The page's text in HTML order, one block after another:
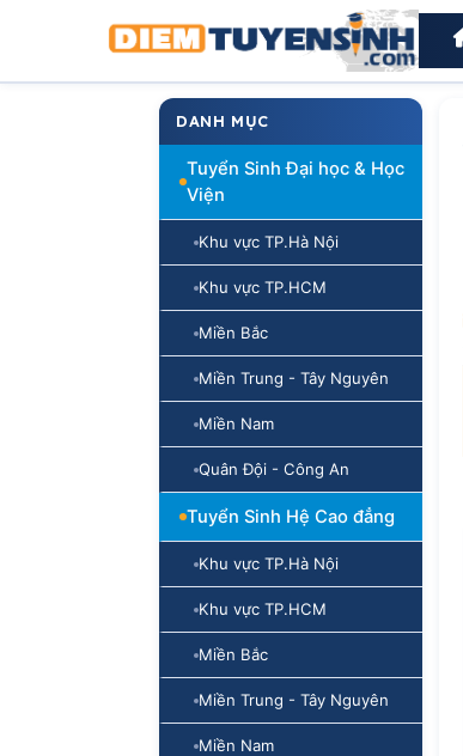
DANH MỤC
Tuyển Sinh Đại học & Học
Viện
Khu vực TP.Hà Nội
Khu vực TP.HCM
Miền Bắc
Miền Trung - Tây Nguyên
Miền Nam
Quân Đội - Công An
Tuyển Sinh Hệ Cao đẳng
Khu vực TP.Hà Nội
Khu vực TP.HCM
Miền Bắc
Miền Trung - Tây Nguyên
Miền Nam